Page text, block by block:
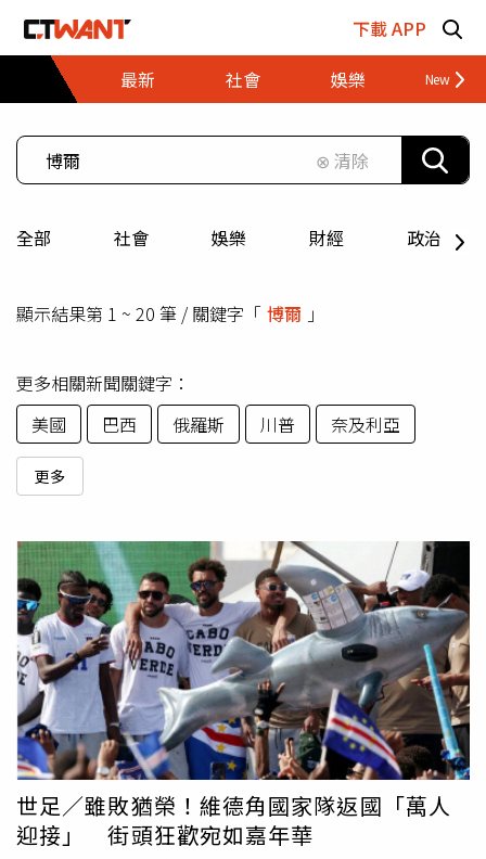
下載 APP
最新
社會 娛樂 財經
⊗ 清除
全部 社會 娛樂 財經 政治
顯示結果第 1 ~ 20 筆 / 關鍵字「 博爾 」
更多相關新聞關鍵字：
美國
巴西 俄羅斯 川普 奈及利亞
更多
世足／雖敗猶榮！維德角國家隊返國「萬人
迎接」 街頭狂歡宛如嘉年華